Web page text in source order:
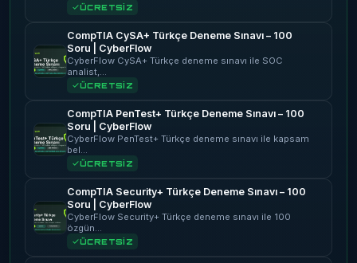
ÜCRETSİZ
CompTIA CySA+ Türkçe Deneme Sınavı – 100
Soru | CyberFlow
CyberFlow CySA+ Türkçe deneme sınavı ile SOC
analist,…
ÜCRETSİZ
CompTIA PenTest+ Türkçe Deneme Sınavı – 100
Soru | CyberFlow
CyberFlow PenTest+ Türkçe deneme sınavı ile kapsam
bel…
ÜCRETSİZ
CompTIA Security+ Türkçe Deneme Sınavı – 100
Soru | CyberFlow
CyberFlow Security+ Türkçe deneme sınavı ile 100
özgün…
ÜCRETSİZ